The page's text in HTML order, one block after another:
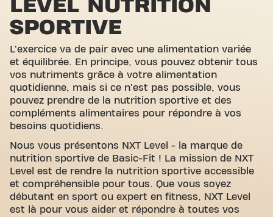
LEVEL NUTRITION
SPORTIVE
L'exercice va de pair avec une alimentation variée
et équilibrée. En principe, vous pouvez obtenir tous
vos nutriments grâce à votre alimentation
quotidienne, mais si ce n'est pas possible, vous
pouvez prendre de la nutrition sportive et des
compléments alimentaires pour répondre à vos
besoins quotidiens.
Nous vous présentons NXT Level - la marque de
nutrition sportive de Basic-Fit ! La mission de NXT
Level est de rendre la nutrition sportive accessible
et compréhensible pour tous. Que vous soyez
débutant en sport ou expert en fitness, NXT Level
est là pour vous aider et répondre à toutes vos